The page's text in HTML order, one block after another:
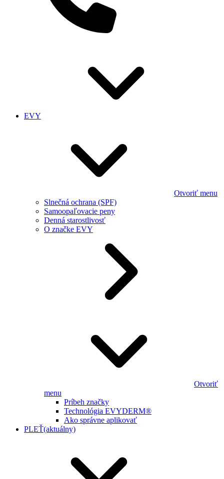
EVY
Otvoriť menu
Slnečná ochrana (SPF)
Samoopaľovacie peny
Denná starostlivosť
O značke EVY
Otvoriť
menu
Príbeh značky
Technológia EVYDERM®
Ako správne aplikovať
PLEŤ(aktuálny)